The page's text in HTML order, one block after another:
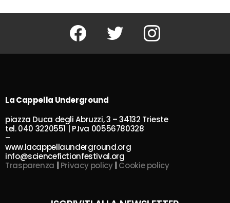
Facebook Twitter Instagram
La Cappella Underground
piazza Duca degli Abruzzi, 3 – 34132 Trieste
tel. 040 3220551 | P.Iva 00556780328
–
www.lacappellaunderground.org
info@sciencefictionfestival.org
Trasparenza | Privacy policy| Cookie policy